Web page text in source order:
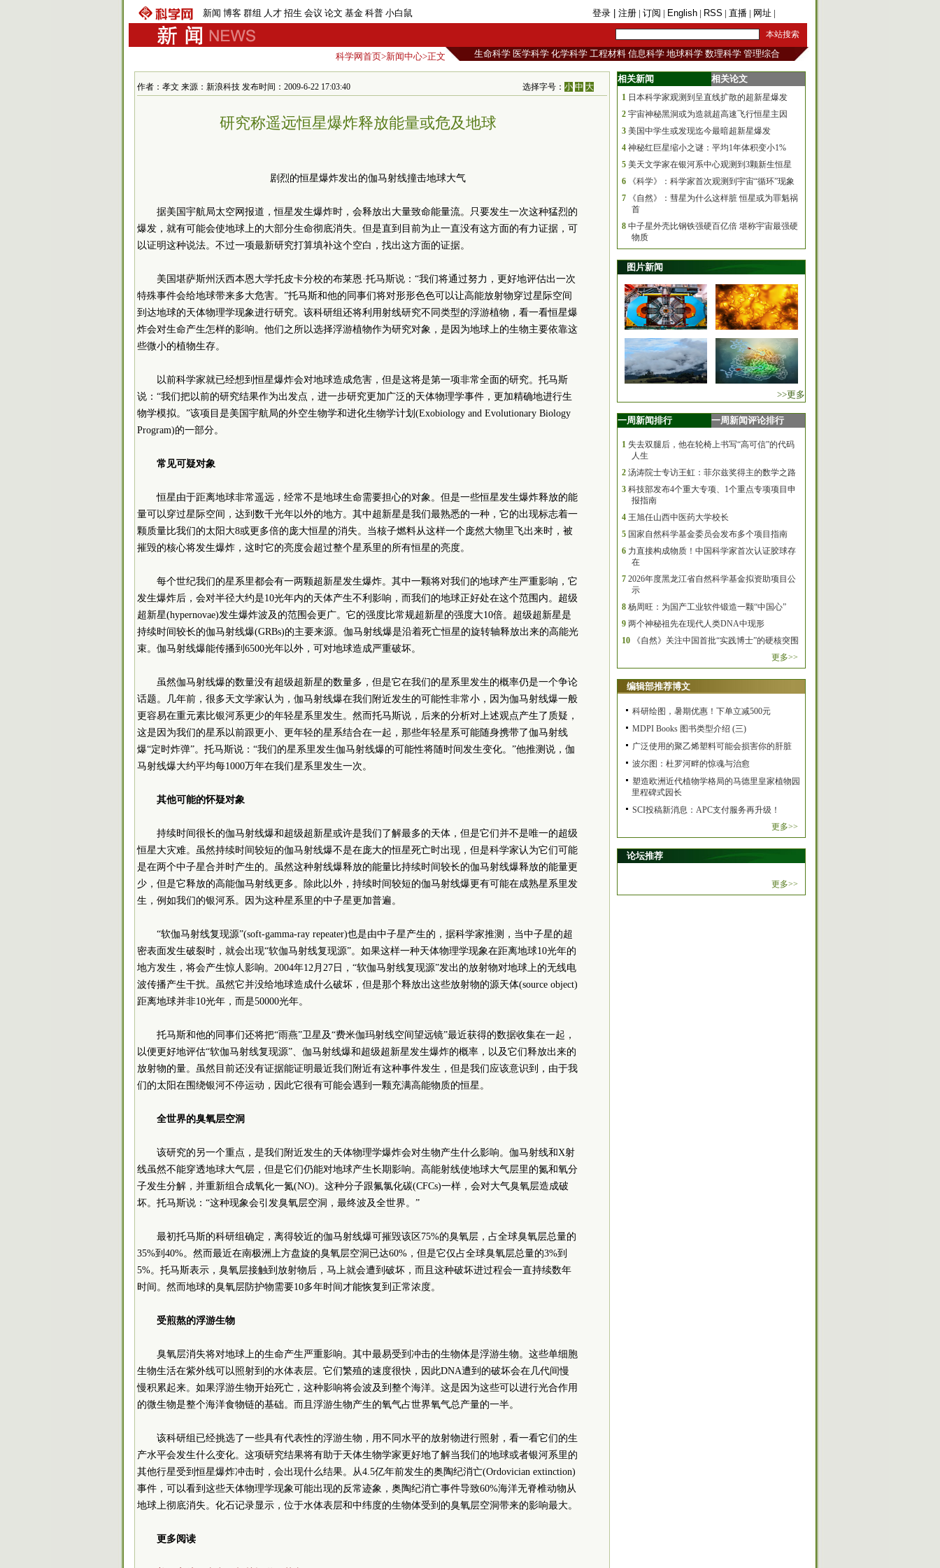
新闻 博客 群组 人才 招生 会议 论文 基金 科普 小白鼠 登录 | 注册 | 订阅 | English | RSS | 直播 | 网址 |
科学网首页>新闻中心>正文 生命科学 医学科学 化学科学 工程材料 信息科学 地球科学 数理科学 管理综合
作者：孝文 来源：新浪科技 发布时间：2009-6-22 17:03:40 选择字号：小 中 大
研究称遥远恒星爆炸释放能量或危及地球
剧烈的恒星爆炸发出的伽马射线撞击地球大气
据美国宇航局太空网报道，恒星发生爆炸时，会释放出大量致命能量流。只要发生一次这种猛烈的
爆发，就有可能会使地球上的大部分生命彻底消失。但是直到目前为止一直没有这方面的有力证据，可
以证明这种说法。不过一项最新研究打算填补这个空白，找出这方面的证据。
美国堪萨斯州沃西本恩大学托皮卡分校的布莱恩·托马斯说：“我们将通过努力，更好地评估出一次
特殊事件会给地球带来多大危害。”托马斯和他的同事们将对形形色色可以让高能放射物穿过星际空间
到达地球的天体物理学现象进行研究。该科研组还将利用射线研究不同类型的浮游植物，看一看恒星爆
炸会对生命产生怎样的影响。他们之所以选择浮游植物作为研究对象，是因为地球上的生物主要依靠这
些微小的植物生存。
以前科学家就已经想到恒星爆炸会对地球造成危害，但是这将是第一项非常全面的研究。托马斯
说：“我们把以前的研究结果作为出发点，进一步研究更加广泛的天体物理学事件，更加精确地进行生
物学模拟。”该项目是美国宇航局的外空生物学和进化生物学计划(Exobiology and Evolutionary Biology
Program)的一部分。
常见可疑对象
恒星由于距离地球非常遥远，经常不是地球生命需要担心的对象。但是一些恒星发生爆炸释放的能
量可以穿过星际空间，达到数千光年以外的地方。其中超新星是我们最熟悉的一种，它的出现标志着一
颗质量比我们的太阳大8或更多倍的庞大恒星的消失。当核子燃料从这样一个庞然大物里飞出来时，被
摧毁的核心将发生爆炸，这时它的亮度会超过整个星系里的所有恒星的亮度。
每个世纪我们的星系里都会有一两颗超新星发生爆炸。其中一颗将对我们的地球产生严重影响，它
发生爆炸后，会对半径大约是10光年内的天体产生不利影响，而我们的地球正好处在这个范围内。超级
超新星(hypernovae)发生爆炸波及的范围会更广。它的强度比常规超新星的强度大10倍。超级超新星是
持续时间较长的伽马射线爆(GRBs)的主要来源。伽马射线爆是沿着死亡恒星的旋转轴释放出来的高能光
束。伽马射线爆能传播到6500光年以外，可对地球造成严重破坏。
虽然伽马射线爆的数量没有超级超新星的数量多，但是它在我们的星系里发生的概率仍是一个争论
话题。几年前，很多天文学家认为，伽马射线爆在我们附近发生的可能性非常小，因为伽马射线爆一般
更容易在重元素比银河系更少的年轻星系里发生。然而托马斯说，后来的分析对上述观点产生了质疑，
这是因为我们的星系以前跟更小、更年轻的星系结合在一起，那些年轻星系可能随身携带了伽马射线
爆“定时炸弹”。托马斯说：“我们的星系里发生伽马射线爆的可能性将随时间发生变化。”他推测说，伽
马射线爆大约平均每1000万年在我们星系里发生一次。
其他可能的怀疑对象
持续时间很长的伽马射线爆和超级超新星或许是我们了解最多的天体，但是它们并不是唯一的超级
恒星大灾难。虽然持续时间较短的伽马射线爆不是在庞大的恒星死亡时出现，但是科学家认为它们可能
是在两个中子星合并时产生的。虽然这种射线爆释放的能量比持续时间较长的伽马射线爆释放的能量更
少，但是它释放的高能伽马射线更多。除此以外，持续时间较短的伽马射线爆更有可能在成熟星系里发
生，例如我们的银河系。因为这种星系里的中子星更加普遍。
“软伽马射线复现源”(soft-gamma-ray repeater)也是由中子星产生的，据科学家推测，当中子星的超
密表面发生破裂时，就会出现“软伽马射线复现源”。如果这样一种天体物理学现象在距离地球10光年的
地方发生，将会产生惊人影响。2004年12月27日，“软伽马射线复现源”发出的放射物对地球上的无线电
波传播产生干扰。虽然它并没给地球造成什么破坏，但是那个释放出这些放射物的源天体(source object)
距离地球并非10光年，而是50000光年。
托马斯和他的同事们还将把“雨燕”卫星及“费米伽玛射线空间望远镜”最近获得的数据收集在一起，
以便更好地评估“软伽马射线复现源”、伽马射线爆和超级超新星发生爆炸的概率，以及它们释放出来的
放射物的量。虽然目前还没有证据能证明最近我们附近有这种事件发生，但是我们应该意识到，由于我
们的太阳在围绕银河不停运动，因此它很有可能会遇到一颗充满高能物质的恒星。
全世界的臭氧层空洞
该研究的另一个重点，是我们附近发生的天体物理学爆炸会对生物产生什么影响。伽马射线和X射
线虽然不能穿透地球大气层，但是它们仍能对地球产生长期影响。高能射线使地球大气层里的氮和氧分
子发生分解，并重新组合成氧化一氮(NO)。这种分子跟氟氯化碳(CFCs)一样，会对大气臭氧层造成破
坏。托马斯说：“这种现象会引发臭氧层空洞，最终波及全世界。”
最初托马斯的科研组确定，离得较近的伽马射线爆可摧毁该区75%的臭氧层，占全球臭氧层总量的
35%到40%。然而最近在南极洲上方盘旋的臭氧层空洞已达60%，但是它仅占全球臭氧层总量的3%到
5%。托马斯表示，臭氧层接触到放射物后，马上就会遭到破坏，而且这种破坏进过程会一直持续数年
时间。然而地球的臭氧层防护物需要10多年时间才能恢复到正常浓度。
受煎熬的浮游生物
臭氧层消失将对地球上的生命产生严重影响。其中最易受到冲击的生物体是浮游生物。这些单细胞
生物生活在紫外线可以照射到的水体表层。它们繁殖的速度很快，因此DNA遭到的破坏会在几代间慢
慢积累起来。如果浮游生物开始死亡，这种影响将会波及到整个海洋。这是因为这些可以进行光合作用
的微生物是整个海洋食物链的基础。而且浮游生物产生的氧气占世界氧气总产量的一半。
该科研组已经挑选了一些具有代表性的浮游生物，用不同水平的放射物进行照射，看一看它们的生
产水平会发生什么变化。这项研究结果将有助于天体生物学家更好地了解当我们的地球或者银河系里的
其他行星受到恒星爆炸冲击时，会出现什么结果。从4.5亿年前发生的奥陶纪消亡(Ordovician extinction)
事件，可以看到这些天体物理学现象可能出现的反常迹象，奥陶纪消亡事件导致60%海洋无脊椎动物从
地球上彻底消失。化石记录显示，位于水体表层和中纬度的生物体受到的臭氧层空洞带来的影响最大。
更多阅读
相关新闻 相关论文
1 日本科学家观测到呈直线扩散的超新星爆发
2 宇宙神秘黑洞或为造就超高速飞行恒星主因
3 美国中学生或发现迄今最暗超新星爆发
4 神秘红巨星缩小之谜：平均1年体积变小1%
5 美天文学家在银河系中心观测到3颗新生恒星
6
《科学》：科学家首次观测到宇宙“循环”现象
7
《自然》：彗星为什么这样脏 恒星或为罪魁祸
首
8 中子星外壳比钢铁强硬百亿倍 堪称宇宙最强硬
物质
图片新闻
>>更多
一周新闻排行 一周新闻评论排行
1 失去双腿后，他在轮椅上书写“高可信”的代码
人生
2 汤涛院士专访王虹：菲尔兹奖得主的数学之路
3 科技部发布4个重大专项、1个重点专项项目申
报指南
4 王旭任山西中医药大学校长
5 国家自然科学基金委员会发布多个项目指南
6 力直接构成物质！中国科学家首次认证胶球存
在
7 2026年度黑龙江省自然科学基金拟资助项目公
示
8 杨周旺：为国产工业软件锻造一颗“中国心”
9 两个神秘祖先在现代人类DNA中现形
10
《自然》关注中国首批“实践博士”的硬核突围
更多>>
编辑部推荐博文
科研绘图，暑期优惠！下单立减500元
MDPI Books 图书类型介绍 (三)
广泛使用的聚乙烯塑料可能会损害你的肝脏
波尔图：杜罗河畔的惊魂与治愈
塑造欧洲近代植物学格局的马德里皇家植物园
里程碑式园长
SCI投稿新消息：APC支付服务再升级！
更多>>
论坛推荐
更多>>